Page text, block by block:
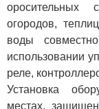
оросительных
огородов,
воды
использовании
реле,
Установка
местах,